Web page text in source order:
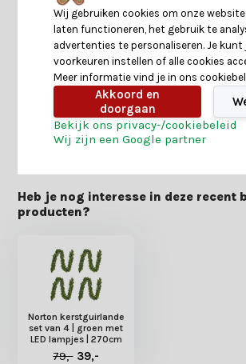
Specificaties
Reviews
Heb je nog interesse in deze recent
producten?
Norton kerstguirlande
set van 4 | groen met
LED lampjes | 270cm
79,- 39,-
Wij gebruiken cookies om onze
laten functioneren, het gebruik te
advertenties te personaliseren. Je kunt
voorkeuren instellen of alle cookies
Meer informatie vind je in ons
Akkoord en
doorgaan
Bekijk ons privacy-/cookiebeleid
Wij zijn een Google partner